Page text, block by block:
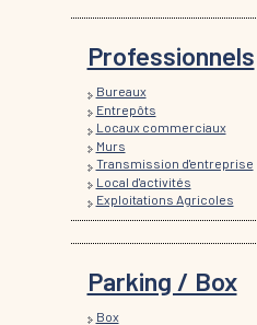
Professionnels
Bureaux
Entrepôts
Locaux commerciaux
Murs
Transmission d'entreprise
Local d'activités
Exploitations Agricoles
Parking / Box
Box